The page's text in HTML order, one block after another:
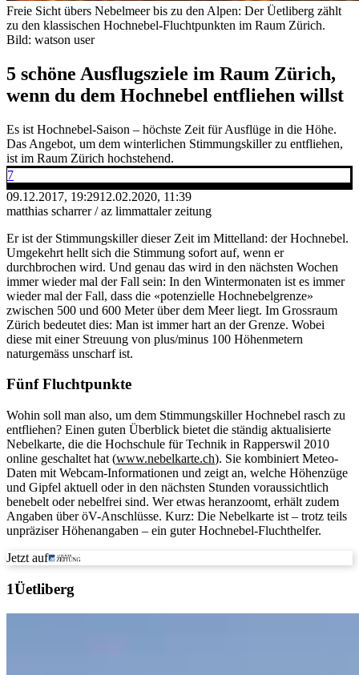
Freie Sicht übers Nebelmeer bis zu den Alpen: Der Üetliberg zählt
zu den klassischen Hochnebel-Fluchtpunkten im Raum Zürich.
Bild: watson user
5 schöne Ausflugsziele im Raum Zürich,
wenn du dem Hochnebel entfliehen willst
Es ist Hochnebel-Saison – höchste Zeit für Ausflüge in die Höhe.
Das Angebot, um dem winterlichen Stimmungskiller zu entfliehen,
ist im Raum Zürich hochstehend.
7
09.12.2017, 19:2912.02.2020, 11:39
matthias scharrer / az limmattaler zeitung
Er ist der Stimmungskiller dieser Zeit im Mittelland: der Hochnebel.
Umgekehrt hellt sich die Stimmung sofort auf, wenn er
durchbrochen wird. Und genau das wird in den nächsten Wochen
immer wieder mal der Fall sein: In den Wintermonaten ist es immer
wieder mal der Fall, dass die «potenzielle Hochnebelgrenze»
zwischen 500 und 600 Meter über dem Meer liegt. Im Grossraum
Zürich bedeutet dies: Man ist immer hart an der Grenze. Wobei
diese mit einer Streuung von plus/minus 100 Höhenmetern
naturgemäss unscharf ist.
Fünf Fluchtpunkte
Wohin soll man also, um dem Stimmungskiller Hochnebel rasch zu
entfliehen? Einen guten Überblick bietet die ständig aktualisierte
Nebelkarte, die die Hochschule für Technik in Rapperswil 2010
online geschaltet hat (www.nebelkarte.ch). Sie kombiniert Meteo-
Daten mit Webcam-Informationen und zeigt an, welche Höhenzüge
und Gipfel aktuell oder in den nächsten Stunden voraussichtlich
benebelt oder nebelfrei sind. Wer etwas heranzoomt, erhält zudem
Angaben über öV-Anschlüsse. Kurz: Die Nebelkarte ist – trotz teils
unpräziser Höhenangaben – ein guter Hochnebel-Fluchthelfer.
Jetzt auf
Üetliberg